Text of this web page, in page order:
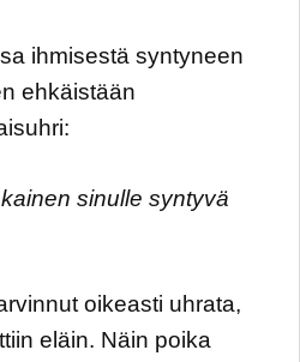
ihmisestä syntyneen
ehkäistään
sinulle syntyvä
oikeasti uhrata,
eläin. Näin poika